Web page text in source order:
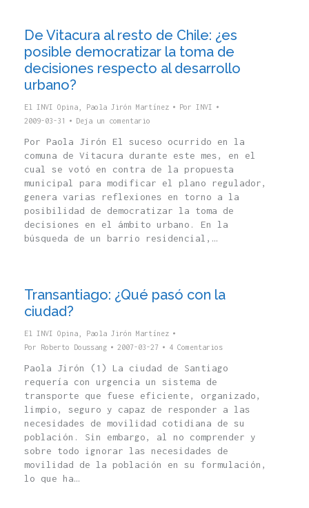
De Vitacura al resto de Chile: ¿es
posible democratizar la toma de
decisiones respecto al desarrollo
urbano?
El INVI Opina Paola Jirón Martínez Por INVI
2009-03-31
Deja un comentario
Por Paola Jirón El suceso ocurrido en la
comuna de Vitacura durante este mes, en el
cual se votó en contra de la propuesta
municipal para modificar el plano regulador,
genera varias reflexiones en torno a la
posibilidad de democratizar la toma de
decisiones en el ámbito urbano. En la
búsqueda de un barrio residencial,…
Transantiago: ¿Qué pasó con la
ciudad?
El INVI Opina
Paola Jirón Martínez
Por Roberto Doussang 2007-03-27 4 Comentarios
Paola Jirón (1) La ciudad de Santiago
requería con urgencia un sistema de
transporte que fuese eficiente, organizado,
limpio, seguro y capaz de responder a las
necesidades de movilidad cotidiana de su
población. Sin embargo, al no comprender y
sobre todo ignorar las necesidades de
movilidad de la población en su formulación,
lo que ha…